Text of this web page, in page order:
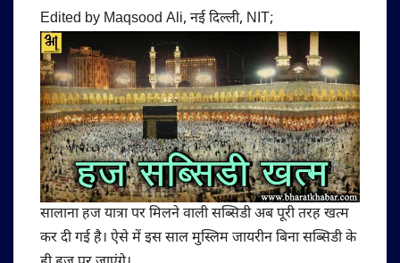
Edited by Maqsood Ali, नई दिल्ली, NIT; ​
सालाना हज यात्रा पर मिलने वाली सब्सिडी अब पूरी तरह खत्म
कर दी गई है। ऐसे में इस साल मुस्लिम जायरीन बिना सब्सिडी के